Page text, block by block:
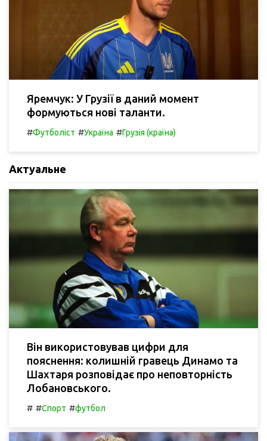
Яремчук: У Грузії в даний момент
формуються нові таланти.
#Футболіст #Україна #Грузія (країна)
Актуальне
Він використовував цифри для
пояснення: колишній гравець Динамо та
Шахтаря розповідає про неповторність
Лобановського.
# #Спорт #футбол